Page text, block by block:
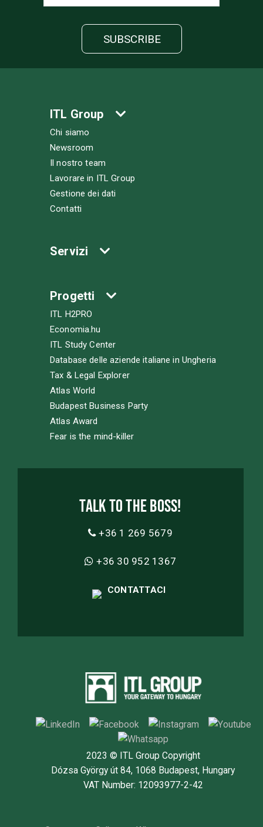
ITL Group
Chi siamo
Newsroom
Il nostro team
Lavorare in ITL Group
Gestione dei dati
Contatti
Servizi
Progetti
ITL H2PRO
Economia.hu
ITL Study Center
Database delle aziende italiane in Ungheria
Tax & Legal Explorer
Atlas World
Budapest Business Party
Atlas Award
Fear is the mind-killer
Talk to the boss!
+36 1 269 5679
+36 30 952 1367
CONTATTACI
2023 © ITL Group Copyright
Dózsa György út 84, 1068 Budapest, Hungary
VAT Number: 12093977-2-42